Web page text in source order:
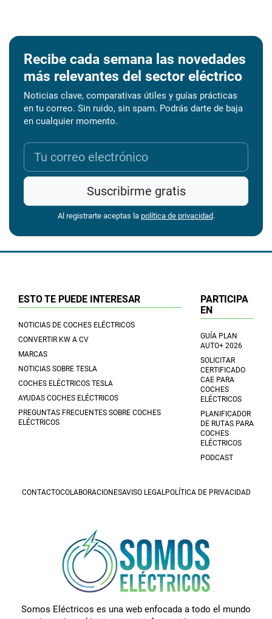
Recibe cada semana las novedades
más relevantes del sector eléctrico
Noticias clave, comparativas útiles y guías prácticas
en tu correo. Sin ruido, sin spam. Podrás darte de baja
en cualquier momento.
Suscribirme gratis
Al registrarte aceptas la política de privacidad.
ESTO TE PUEDE INTERESAR
NOTICIAS DE COCHES ELÉCTRICOS
CONVERTIR KW A CV
MARCAS
NOTICIAS SOBRE TESLA
COCHES ELÉCTRICOS TESLA
AYUDAS COCHES ELÉCTRICOS
PREGUNTAS FRECUENTES SOBRE COCHES
ELÉCTRICOS
PARTICIPA
EN
GUÍA PLAN
AUTO+ 2026
SOLICITAR
CERTIFICADO
CAE PARA
COCHES
ELÉCTRICOS
PLANIFICADOR
DE RUTAS PARA
COCHES
ELÉCTRICOS
PODCAST
CONTACTOCOLABORACIONESAVISO LEGALPOLÍTICA DE PRIVACIDAD
Somos Eléctricos es una web enfocada a todo el mundo